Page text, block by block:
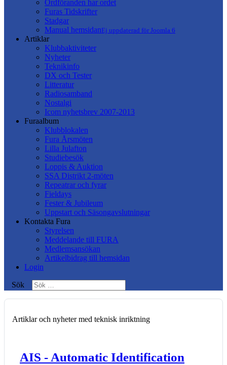
Ordföranden har ordet
Furas Tidskrifter
Stadgar
Manual hemsidanEj uppdaterad för Joomla 6
Artiklar
Klubbaktiviteter
Nyheter
Teknikinfo
DX och Tester
Litteratur
Radiosamband
Nostalgi
Icom nyhetsbrev 2007-2013
Furaalbum
Klubblokalen
Fura Årsmöten
Lilla Julafton
Studiebesök
Loppis & Auktion
SSA Distrikt 2-möten
Repeatrar och fyrar
Fieldays
Fester & Jubileum
Uppstart och Säsongavslutningar
Kontakta Fura
Styrelsen
Meddelande till FURA
Medlemsansökan
Artikelbidrag till hemsidan
Login
Sök
Artiklar och nyheter med teknisk inriktning
AIS - Automatic Identification